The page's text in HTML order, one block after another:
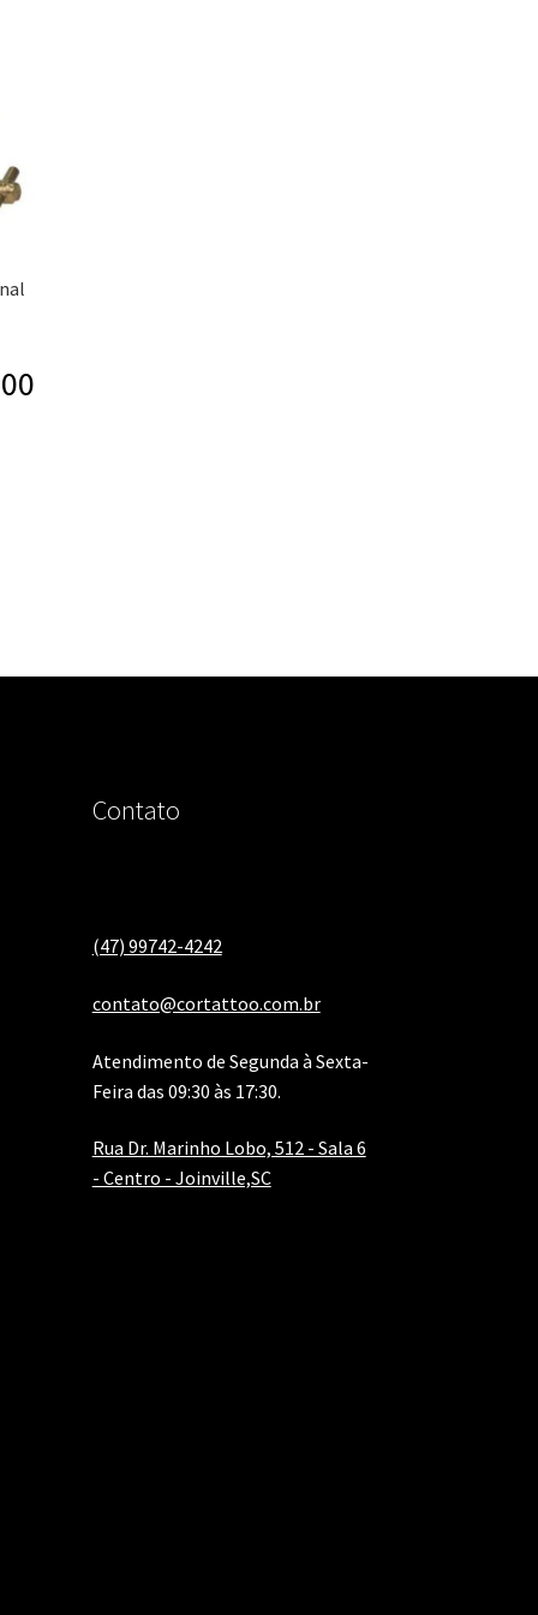
Contato
(47) 99742-4242
contato@cortattoo.com.br
Atendimento de Segunda à Sexta-
Feira das 09:30 às 17:30.
Rua Dr. Marinho Lobo, 512 - Sala 6
- Centro - Joinville,SC